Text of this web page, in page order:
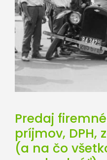
Predaj
príjmov, DPH,
(a na čo